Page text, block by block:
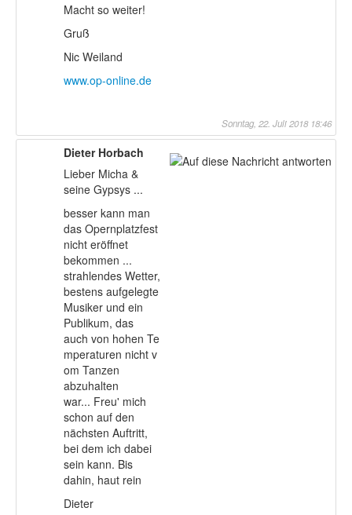
Macht so weiter!
Gruß
Nic Weiland
www.op-online.de
Sonntag, 22. Juli 2018 18:46
Dieter Horbach
Lieber Micha &
seine Gypsys ...
besser kann man
das Opernplatzfest
nicht eröffnet
bekommen ...
strahlendes Wetter,
bestens aufgelegte
Musiker und ein
Publikum, das
auch von hohen Te
mperaturen nicht v
om Tanzen
abzuhalten
war... Freu' mich
schon auf den
nächsten Auftritt,
bei dem ich dabei
sein kann. Bis
dahin, haut rein
Dieter